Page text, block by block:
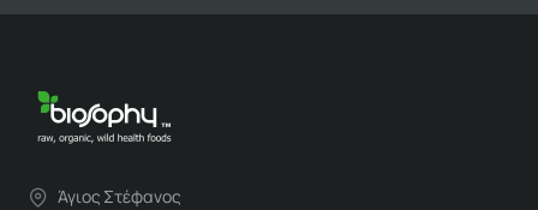
Άγιος Στέφανος